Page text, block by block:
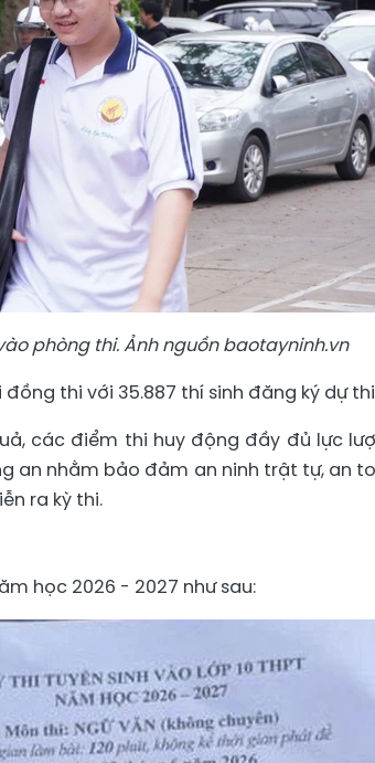
phòng thi. Ảnh nguồn baotayninh.vn
thi với 35.887 thí sinh đăng ký dự
các điểm thi huy động đầy đủ lực
an nhằm bảo đảm an ninh trật tự, an
ra kỳ thi.
học 2026 - 2027 như sau: